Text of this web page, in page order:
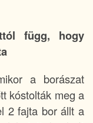
függ, hogy
a borászat
kóstolták meg a
2 fajta bor állt a